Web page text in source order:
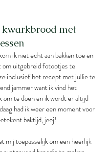
kwarkbrood met
ik niet echt aan bakken toe en
om uitgebreid fotootjes te
inclusief het recept met jullie te
jammer want ik vind het
om te doen en ik wordt er altijd
had ik weer een moment voor
baktijd, jeej!
mij toepasselijk om een heerlijk